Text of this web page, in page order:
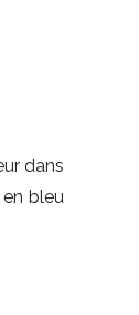
dans
bleu